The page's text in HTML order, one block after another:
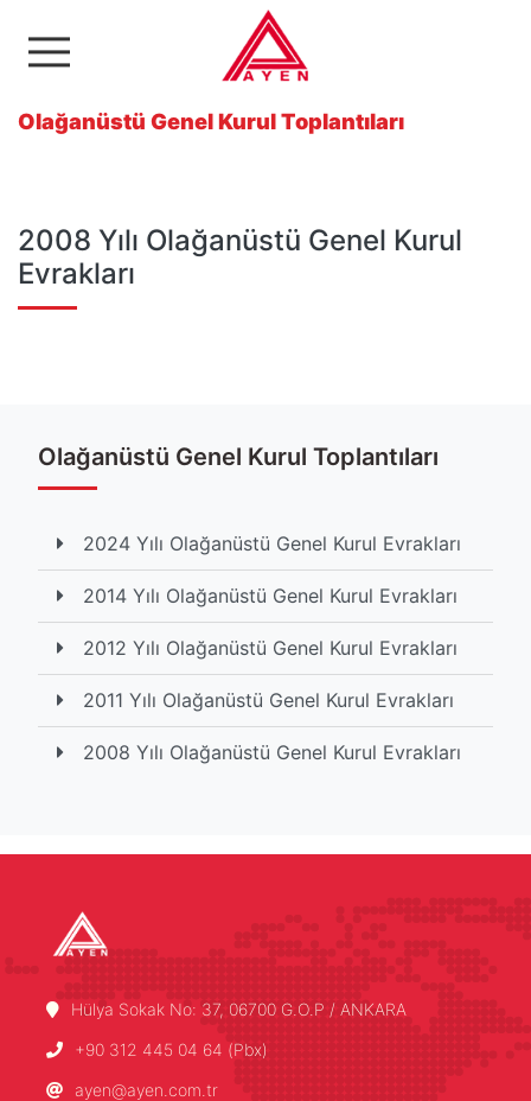
Ayen Enerji A.Ş
Olağanüstü Genel Kurul Toplantıları
2008 Yılı Olağanüstü Genel Kurul
Evrakları
Toplam Görüntülenme İçerik 1837 kez listelendi
Olağanüstü Genel Kurul Toplantıları
2024 Yılı Olağanüstü Genel Kurul Evrakları
2014 Yılı Olağanüstü Genel Kurul Evrakları
2012 Yılı Olağanüstü Genel Kurul Evrakları
2011 Yılı Olağanüstü Genel Kurul Evrakları
2008 Yılı Olağanüstü Genel Kurul Evrakları
Hülya Sokak No: 37, 06700 G.O.P / ANKARA
+90 312 445 04 64 (Pbx)
ayen@ayen.com.tr